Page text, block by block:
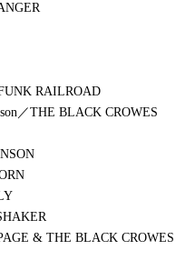
RAILROAD
／THE BLACK CROWES
& THE BLACK CROWES